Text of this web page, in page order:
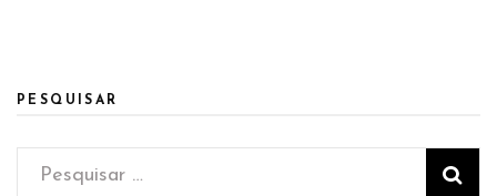
PESQUISAR
Pesquisar